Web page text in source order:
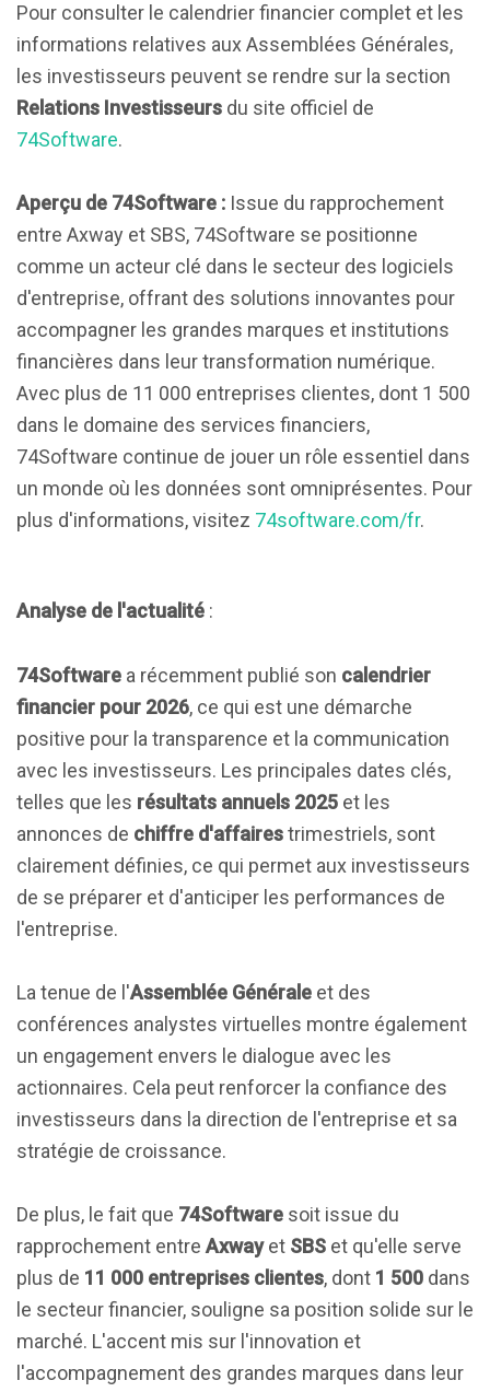
Pour consulter le calendrier financier complet et les
informations relatives aux Assemblées Générales,
les investisseurs peuvent se rendre sur la section
Relations Investisseurs du site officiel de
74Software.
Aperçu de 74Software : Issue du rapprochement
entre Axway et SBS, 74Software se positionne
comme un acteur clé dans le secteur des logiciels
d'entreprise, offrant des solutions innovantes pour
accompagner les grandes marques et institutions
financières dans leur transformation numérique.
Avec plus de 11 000 entreprises clientes, dont 1 500
dans le domaine des services financiers,
74Software continue de jouer un rôle essentiel dans
un monde où les données sont omniprésentes. Pour
plus d'informations, visitez 74software.com/fr.
Analyse de l'actualité :
74Software a récemment publié son calendrier
financier pour 2026, ce qui est une démarche
positive pour la transparence et la communication
avec les investisseurs. Les principales dates clés,
telles que les résultats annuels 2025 et les
annonces de chiffre d'affairestrimestriels, sont
clairement définies, ce qui permet aux investisseurs
de se préparer et d'anticiper les performances de
l'entreprise.
La tenue de l'Assemblée Générale et des
conférences analystes virtuelles montre également
un engagement envers le dialogue avec les
actionnaires. Cela peut renforcer la confiance des
investisseurs dans la direction de l'entreprise et sa
stratégie de croissance.
De plus, le fait que 74Software soit issue du
rapprochement entre Axwayet SBS et qu'elle serve
plus de 11 000 entreprises clientes, dont 1 500 dans
le secteur financier, souligne sa position solide sur le
marché. L'accent mis sur l'innovation et
l'accompagnement des grandes marques dans leur